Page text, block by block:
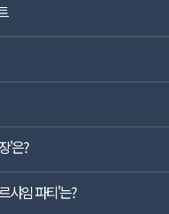
'은?
샤임 파티'는?